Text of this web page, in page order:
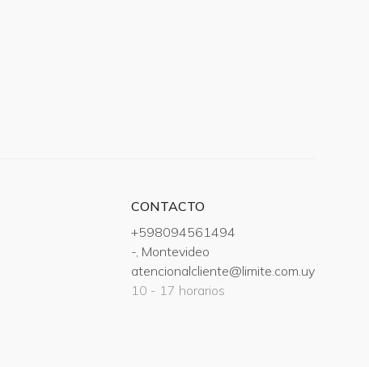
CONTACTO
+598094561494
-, Montevideo
atencionalcliente@limite.com.uy
10 - 17 horarios